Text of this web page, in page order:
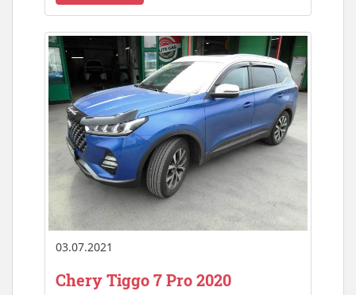
03.07.2021
Chery Tiggo 7 Pro 2020